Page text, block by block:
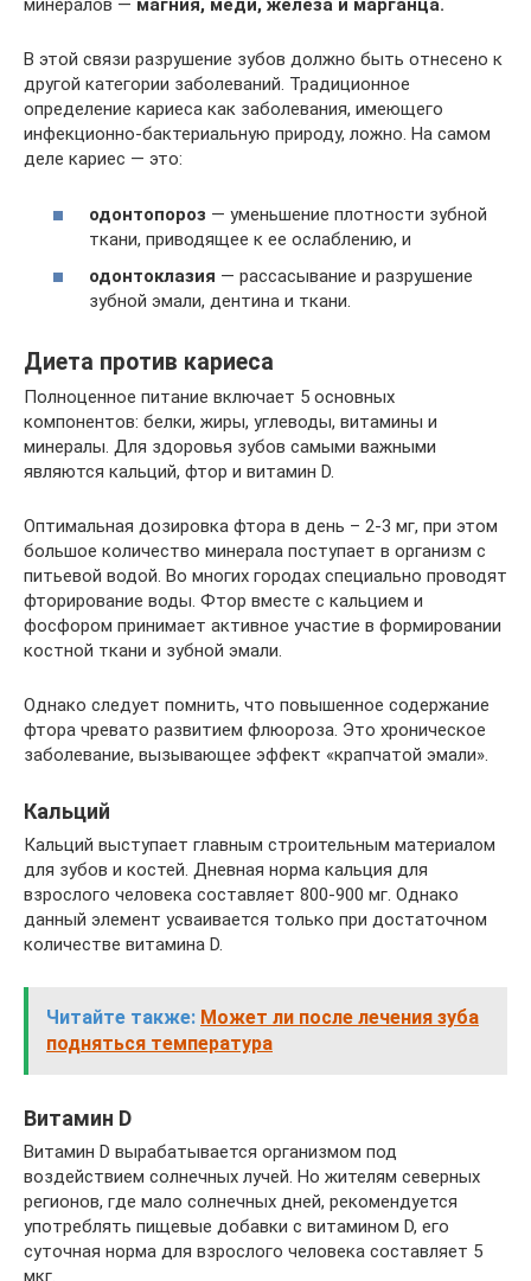
минералов — магния, меди, железа и марганца.
В этой связи разрушение зубов должно быть отнесено к
другой категории заболеваний. Традиционное
определение кариеса как заболевания, имеющего
инфекционно-бактериальную природу, ложно. На самом
деле кариес — это:
одонтопороз — уменьшение плотности зубной
ткани, приводящее к ее ослаблению, и
одонтоклазия — рассасывание и разрушение
зубной эмали, дентина и ткани.
Диета против кариеса
Полноценное питание включает 5 основных
компонентов: белки, жиры, углеводы, витамины и
минералы. Для здоровья зубов самыми важными
являются кальций, фтор и витамин D.
Оптимальная дозировка фтора в день – 2-3 мг, при этом
большое количество минерала поступает в организм с
питьевой водой. Во многих городах специально проводят
фторирование воды. Фтор вместе с кальцием и
фосфором принимает активное участие в формировании
костной ткани и зубной эмали.
Однако следует помнить, что повышенное содержание
фтора чревато развитием флюороза. Это хроническое
заболевание, вызывающее эффект «крапчатой эмали».
Кальций
Кальций выступает главным строительным материалом
для зубов и костей. Дневная норма кальция для
взрослого человека составляет 800-900 мг. Однако
данный элемент усваивается только при достаточном
количестве витамина D.
Читайте также: Может ли после лечения зуба
подняться температура
Витамин D
Витамин D вырабатывается организмом под
воздействием солнечных лучей. Но жителям северных
регионов, где мало солнечных дней, рекомендуется
употреблять пищевые добавки с витамином D, его
суточная норма для взрослого человека составляет 5
мкг.